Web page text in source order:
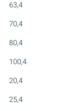
63,4
70,4
80,4
100,4
20,4
25,4